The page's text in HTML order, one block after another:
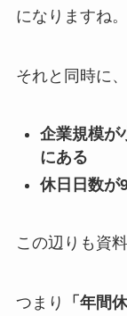
になりますね。
それと同時に、
企業規模が
にある
休日日数が
この辺りも資
つまり 「年間